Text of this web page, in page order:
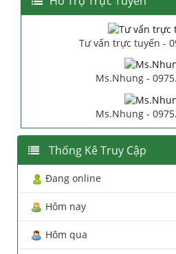
Tư vấn trực tuyến -
Ms.Nhung -
Ms.Nhung -
Thống Kê Truy Cập
Đang online
Hôm nay
Hôm qua